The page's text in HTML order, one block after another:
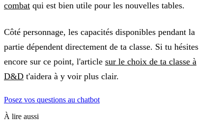
combat qui est bien utile pour les nouvelles tables.
Côté personnage, les capacités disponibles pendant la
partie dépendent directement de ta classe. Si tu hésites
encore sur ce point, l'article sur le choix de ta classe à
D&D t'aidera à y voir plus clair.
Posez vos questions au chatbot
À lire aussi